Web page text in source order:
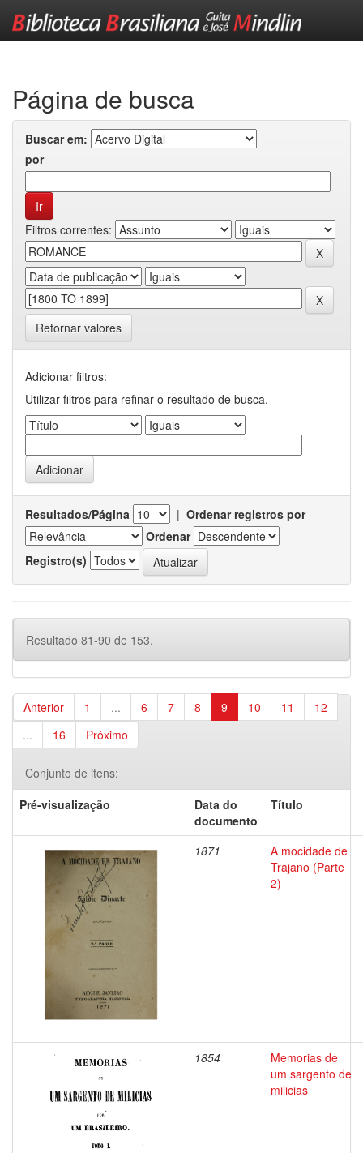
Página de busca
Buscar em:
por
Filtros correntes:
Retornar valores
Adicionar filtros:
Utilizar filtros para refinar o resultado de busca.
Resultados/Página | Ordenar registros por
Ordenar
Registro(s)
Resultado 81-90 de 153.
Anterior 1 ... 6 7 8 9 10 11
12
...
16 Próximo
Conjunto de itens:
Pré-visualização
Data do
documento
Título
1871
A mocidade de
Trajano (Parte
2)
1854
Memorias de
um sargento de
milicias